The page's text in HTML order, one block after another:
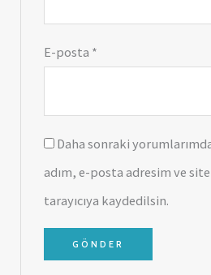
E-posta *
Daha sonraki
adım, e-posta adresim ve
tarayıcıya kaydedilsin.